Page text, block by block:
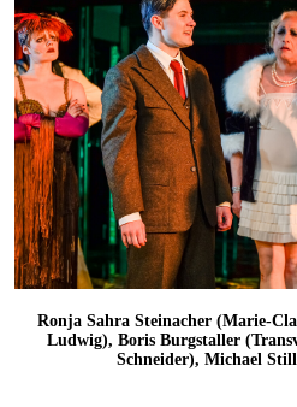
Ronja Sahra Steinacher (Marie-
Ludwig), Boris Burgstaller
Schneider), Michael